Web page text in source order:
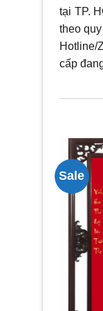
tại TP.
theo
Hotline/
cấp
Sale